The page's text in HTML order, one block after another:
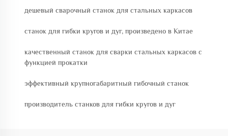
дешевый сварочный станок для стальных каркасов
станок для гибки кругов и дуг, произведено в Китае
качественный станок для сварки стальных каркасов с
функцией прокатки
эффективный крупногабаритный гибочный станок
производитель станков для гибки кругов и дуг